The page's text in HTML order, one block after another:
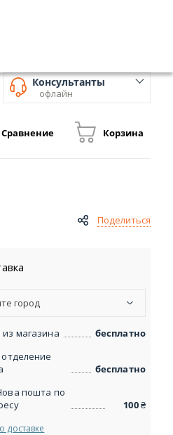
Консультанты
офлайн
Сравнение Корзина
Поделиться
город
магазина
бесплатно
бесплатно
пошта по
100₴
доставке